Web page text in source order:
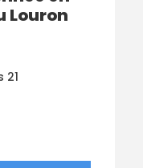
Louron
21